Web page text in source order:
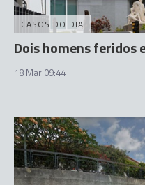
CASOS DO DIA
Dois homens feridos
18 Mar 09:44